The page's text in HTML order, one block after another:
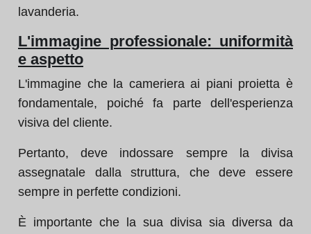
lavanderia.
L'immagine professionale: uniformità
e aspetto
L'immagine che la cameriera ai piani proietta è
fondamentale, poiché fa parte dell'esperienza
visiva del cliente.
Pertanto, deve indossare sempre la divisa
assegnatale dalla struttura, che deve essere
sempre in perfette condizioni.
È importante che la sua divisa sia diversa da